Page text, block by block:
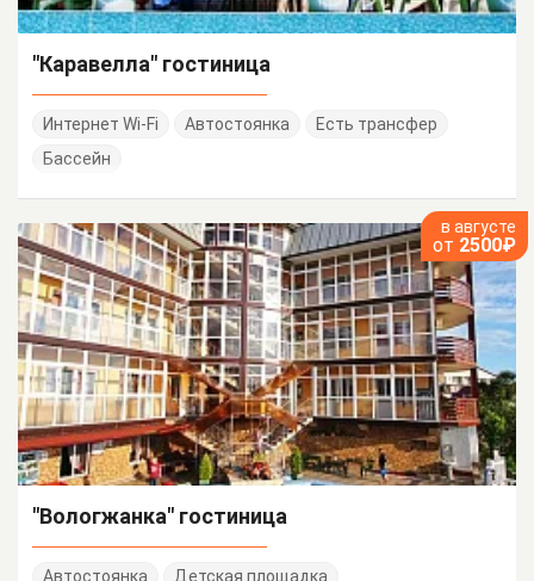
"Каравелла" гостиница
Интернет Wi-Fi Автостоянка
Есть трансфер
Бассейн
в августе
от 2500₽
"Вологжанка" гостиница
Автостоянка Детская площадка